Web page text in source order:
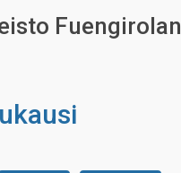
Fuengirolan